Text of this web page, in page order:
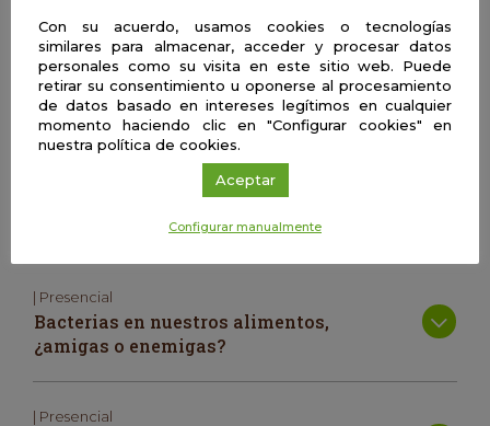
| Presencial
El lenguaje: una ventana al pensamiento
¿Está la salud determinada
| Presencial
Bacterias en nuestros alimentos,
¿amigas o enemigas?
| Presencial
Con su acuerdo, usamos cookies o tecnologías
similares para almacenar, acceder y procesar datos
personales como su visita en este sitio web. Puede
retirar su consentimiento u oponerse al procesamiento
de datos basado en intereses legítimos en cualquier
momento haciendo clic en "Configurar cookies" en
nuestra política de cookies.
Aceptar
Configurar manualmente